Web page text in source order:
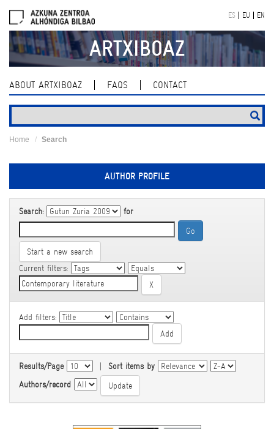
navigation
ES EU EN
ARTXIBOAZ
ABOUT ARTXIBOAZ FAQS CONTACT
Home Search
AUTHOR PROFILE
Search: for
Start a new search
Current filters:
Add filters:
Results/Page | Sort items by
Authors/record